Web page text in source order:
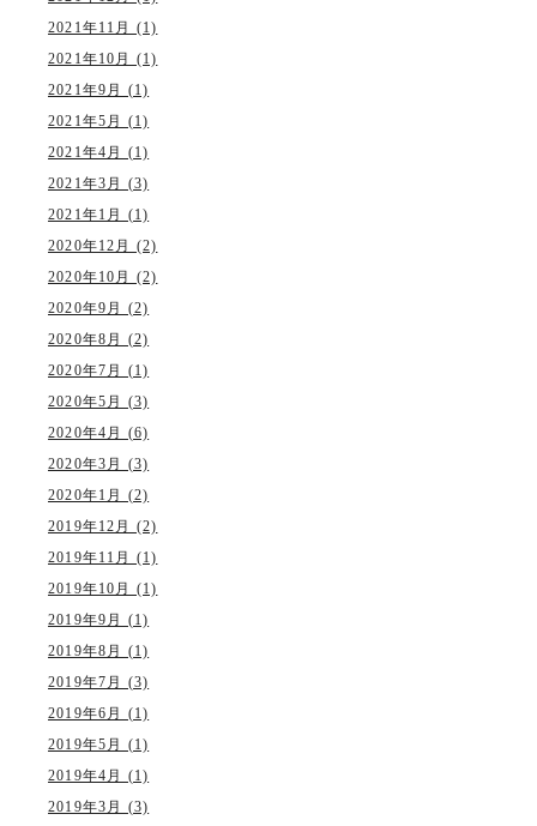
2021年11月 (1)
2021年10月 (1)
2021年9月 (1)
2021年5月 (1)
2021年4月 (1)
2021年3月 (3)
2021年1月 (1)
2020年12月 (2)
2020年10月 (2)
2020年9月 (2)
2020年8月 (2)
2020年7月 (1)
2020年5月 (3)
2020年4月 (6)
2020年3月 (3)
2020年1月 (2)
2019年12月 (2)
2019年11月 (1)
2019年10月 (1)
2019年9月 (1)
2019年8月 (1)
2019年7月 (3)
2019年6月 (1)
2019年5月 (1)
2019年4月 (1)
2019年3月 (3)